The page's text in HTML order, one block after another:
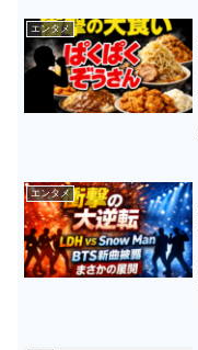
エンタメ
エンタメ